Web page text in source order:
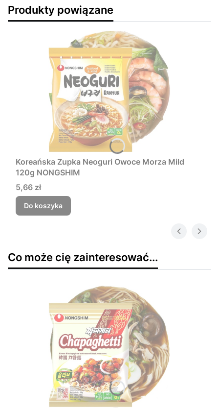
Produkty powiązane
Koreańska Zupka Neoguri Owoce Morza Mild
120g NONGSHIM
Cena
5,66 zł
Do koszyka
Co może cię zainteresować...